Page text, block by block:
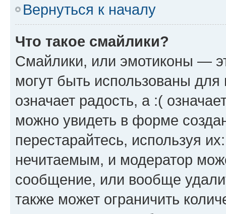
Вернуться к началу
Что такое смайлики?
Смайлики, или эмотиконы —
могут быть использованы
означает радость, а :(
можно увидеть в форме
перестарайтесь, используя
нечитаемым, и модератор
сообщение, или вообще
также может ограничить